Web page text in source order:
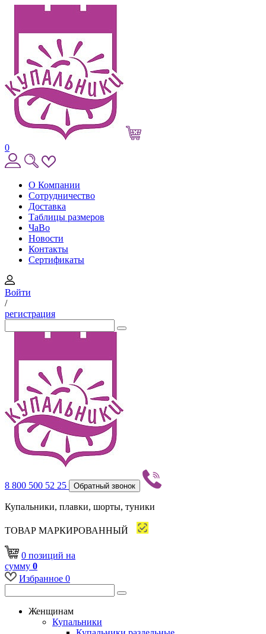
0
О Компании
Сотрудничество
Доставка
Таблицы размеров
ЧаВо
Новости
Контакты
Сертификаты
Войти
/
регистрация
8 800 500 52 25 Обратный звонок
Купальники, плавки, шорты, туники
ТОВАР МАРКИРОВАННЫЙ
0 позиций на
сумму 0
Избранное 0
Женщинам
Купальники